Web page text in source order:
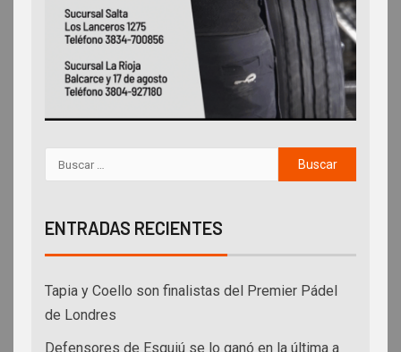
ENTRADAS RECIENTES
Tapia y Coello son finalistas del Premier Pádel
de Londres
Defensores de Esquiú se lo ganó en la última a